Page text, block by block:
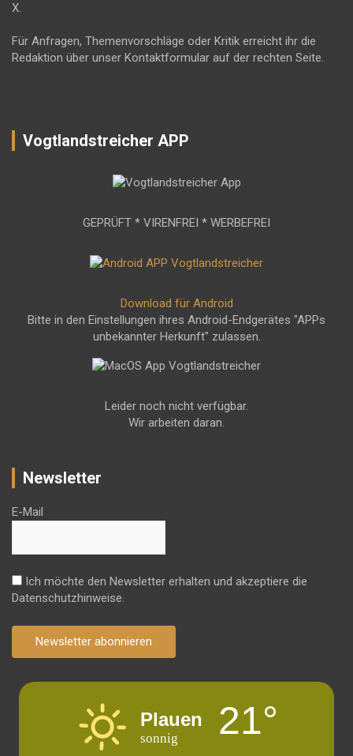
X.
Für Anfragen, Themenvorschläge oder Kritik erreicht ihr die
Redaktion über unser Kontaktformular auf der rechten Seite.
Vogtlandstreicher APP
GEPRÜFT * VIRENFREI * WERBEFREI
Download für Android
Bitte in den Einstellungen ihres Android-Endgerätes "APPs
unbekannter Herkunft" zulassen.
Leider noch nicht verfügbar.
Wir arbeiten daran.
Newsletter
E-Mail
Ich möchte den Newsletter erhalten und akzeptiere die
Datenschutzhinweise.
Newsletter abonnieren
Plauen
sonnig 21°